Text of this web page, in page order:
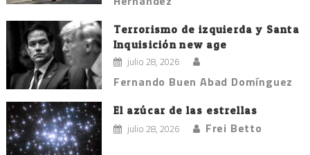
Terrorismo de izquierda y Santa
Inquisición new age
julio 28, 2026
Fernando Buen Abad Domínguez
El azúcar de las estrellas
julio 28, 2026 Frei Betto